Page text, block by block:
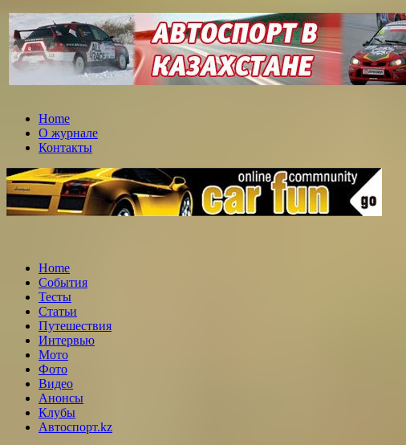
Home
О журнале
Контакты
Home
События
Тесты
Статьи
Путешествия
Интервью
Мото
Фото
Видео
Анонсы
Клубы
Автоспорт.kz